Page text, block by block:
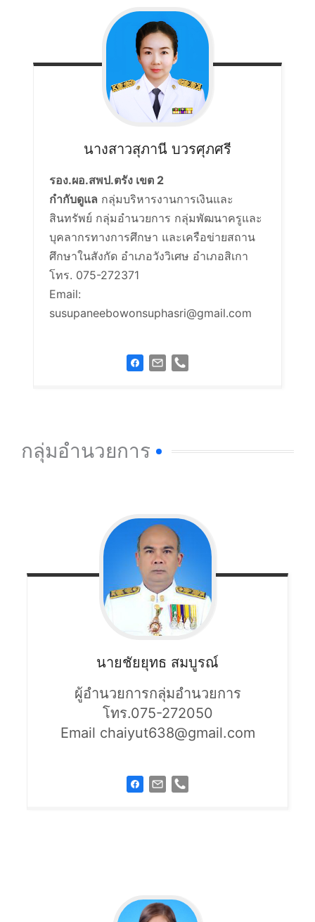
นางสาวสุภานี บวรศุภศรี
รอง.ผอ.สพป.ตรัง เขต 2
กำกับดูแล กลุ่มบริหารงานการเงินและ
สินทรัพย์ กลุ่มอำนวยการ กลุ่มพัฒนาครูและ
บุคลากรทางการศึกษา และเครือข่ายสถาน
ศึกษาในสังกัด อำเภอวังวิเศษ อำเภอสิเกา
โทร. 075-272371
Email:
susupaneebowonsuphasri@gmail.com
กลุ่มอำนวยการ
นายชัยยุทธ สมบูรณ์
ผู้อำนวยการกลุ่มอำนวยการ
โทร.075-272050
Email chaiyut638@gmail.com